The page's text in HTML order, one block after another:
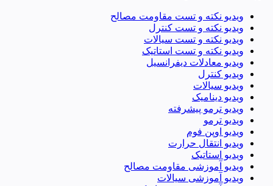
ویدیو نکته و تست مقاومت مصالح
ویدیو نکته و تست کنترل
ویدیو نکته و تست سیالات
ویدیو نکته و تست استاتیک
ویدیو معادلات دیفرانسیل
ویدیو کنترل
ویدیو سیالات
ویدیو دینامیک
ویدیو ترمو پیشرفته
ویدیو ترمو
ویدیو اوپن فوم
ویدیو انتقال حرارت
ویدیو استاتیک
ویدیو آموزشی مقاومت مصالح
ویدیو آموزشی سیالات